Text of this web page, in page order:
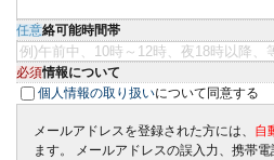
ご連絡可能時間帯
任意
個人情報について
必須
個人情報の取り扱いについて同意する
メールアドレスを登録された方には、 自
ます。 メールアドレスの誤入力、携帯